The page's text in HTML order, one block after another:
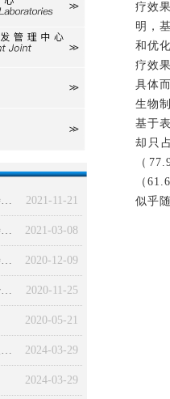
疗效
明，
和优
疗效
具体
生物
基于
却只
（
（
似乎
2021-11-21
疫情面前，没有人能够独善其身（三）社会篇：被政治、经济、道德三驾马车“绑架”的新冠病毒
2021-03-08
疫情面前，没有人能够独善其身（二）环境篇
2020-12-09
疫情面前，没有人能够独善其身（一）健康篇
2020-11-25
2020年感冒人群大幅度减少，不感冒意味着身体变好？
2020-05-21
2024-03-29
了解肺结核，共同守护呼吸健康
2024-03-29